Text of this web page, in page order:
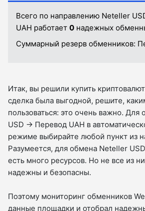
Всего по направлению Neteller
UAH работает 0 надежных
Суммарный резерв обменников:
Итак, вы решили купить
сделка была выгодной, решите,
пользоваться: это очень важно.
USD → Перевод UAH в
режиме выбирайте любой пункт из
Разумеется, для обмена Neteller
есть много ресурсов. Но не все из
надежны и безопасны.
Поэтому мониторинг обменников
данные площадки и отобрал